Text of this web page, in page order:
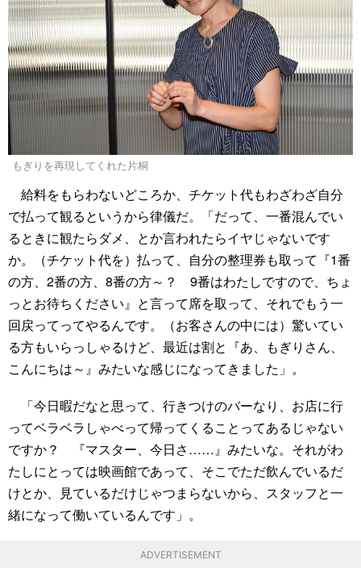
もぎりを再現してくれた片桐
給料をもらわないどころか、チケット代もわざわざ自分
で払って観るというから律儀だ。「だって、一番混んでい
るときに観たらダメ、とか言われたらイヤじゃないです
か。（チケット代を）払って、自分の整理券も取って『1番
の方、2番の方、8番の方～？ 9番はわたしですので、ちょ
っとお待ちください』と言って席を取って、それでもう一
回戻ってってやるんです。（お客さんの中には）驚いてい
る方もいらっしゃるけど、最近は割と『あ、もぎりさん、
こんにちは～』みたいな感じになってきました」。
「今日暇だなと思って、行きつけのバーなり、お店に行
ってベラベラしゃべって帰ってくることってあるじゃない
ですか？ 『マスター、今日さ……』みたいな。それがわ
たしにとっては映画館であって、そこでただ飲んでいるだ
けとか、見ているだけじゃつまらないから、スタッフと一
緒になって働いているんです」。
ADVERTISEMENT